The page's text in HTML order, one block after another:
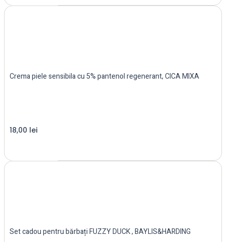
Crema piele sensibila cu 5% pantenol regenerant, CICA MIXA
18,00 lei
Set cadou pentru bărbați FUZZY DUCK , BAYLIS&HARDING